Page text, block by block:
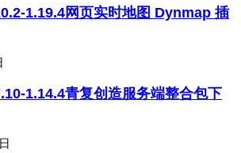
1.19.4网页实时地图 Dynmap 插
1.14.4青复创造服务端整合包下